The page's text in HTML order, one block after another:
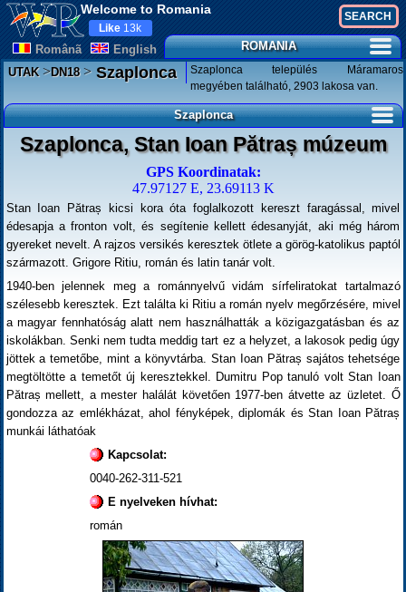
Welcome to Romania
Românã English
Like 13k
ROMANIA
UTAK>DN18>Szaplonca
Szaplonca település Máramaros
megyében található, 2903 lakosa van.
Szaplonca
Szaplonca, Stan Ioan Pătraș múzeum
GPS Koordinatak:
47.97127 E, 23.69113 K
Stan Ioan Pătraș kicsi kora óta foglalkozott kereszt faragással, mivel
édesapja a fronton volt, és segítenie kellett édesanyját, aki még három
gyereket nevelt. A rajzos versikés keresztek ötlete a görög-katolikus paptól
származott. Grigore Ritiu, román és latin tanár volt.
1940-ben jelennek meg a románnyelvű vidám sírfeliratokat tartalmazó
szélesebb keresztek. Ezt találta ki Ritiu a román nyelv megőrzésére, mivel
a magyar fennhatóság alatt nem használhatták a közigazgatásban és az
iskolákban. Senki nem tudta meddig tart ez a helyzet, a lakosok pedig úgy
jöttek a temetőbe, mint a könyvtárba. Stan Ioan Pătraș sajátos tehetsége
megtöltötte a temetőt új keresztekkel. Dumitru Pop tanuló volt Stan Ioan
Pătraș mellett, a mester halálát követően 1977-ben átvette az üzletet. Ő
gondozza az emlékházat, ahol fényképek, diplomák és Stan Ioan Pătraș
munkái láthatóak
Kapcsolat:
0040-262-311-521
E nyelveken hívhat:
román